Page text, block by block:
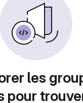
les
pour